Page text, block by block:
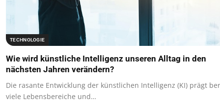
TECHNOLOGIE
Wie wird künstliche Intelligenz unseren Alltag in den
nächsten Jahren verändern?
Die rasante Entwicklung der künstlichen Intelligenz (KI) prägt
viele Lebensbereiche und…